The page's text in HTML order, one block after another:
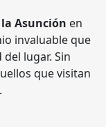
Asunción en
invaluable que
lugar. Sin
que visitan